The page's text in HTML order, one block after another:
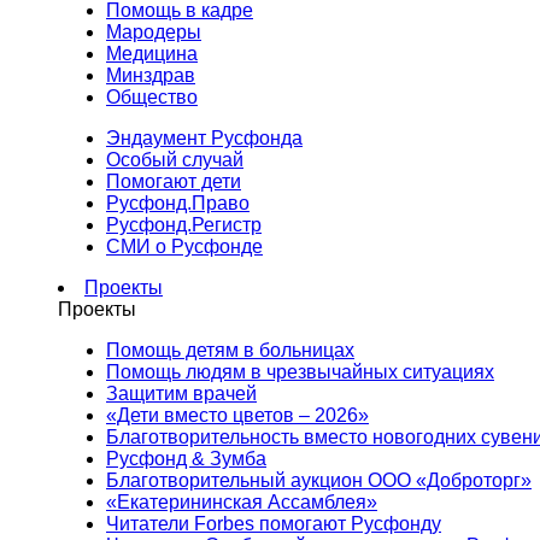
Помощь в кадре
Мародеры
Медицина
Минздрав
Общество
Эндаумент Русфонда
Особый случай
Помогают дети
Русфонд.Право
Русфонд.Регистр
СМИ о Русфонде
Проекты
Проекты
Помощь детям в больницах
Помощь людям в чрезвычайных ситуациях
Защитим врачей
«Дети вместо цветов – 2026»
Благотворительность вместо новогодних
Русфонд & Зумба
Благотворительный аукцион ООО «Доброторг»
«Екатерининская Ассамблея»
Читатели Forbes помогают Русфонду